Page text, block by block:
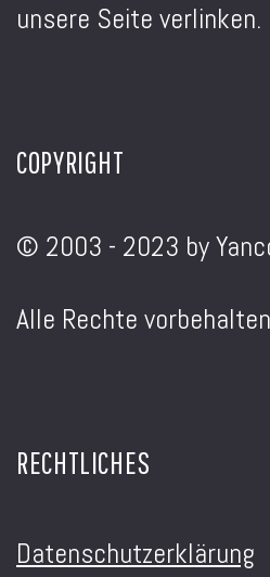
unsere Seite verlinken.
COPYRIGHT
© 2003 - 2023 by
Alle Rechte
RECHTLICHES
Datenschutzerklärung